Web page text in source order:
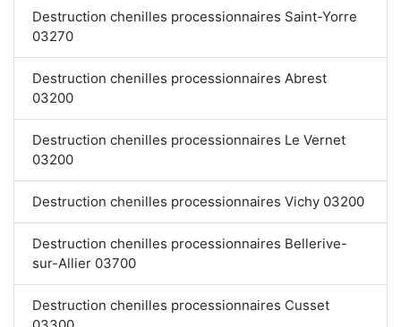
Destruction chenilles processionnaires Saint-Yorre
03270
Destruction chenilles processionnaires Abrest
03200
Destruction chenilles processionnaires Le Vernet
03200
Destruction chenilles processionnaires Vichy 03200
Destruction chenilles processionnaires Bellerive-
sur-Allier 03700
Destruction chenilles processionnaires Cusset